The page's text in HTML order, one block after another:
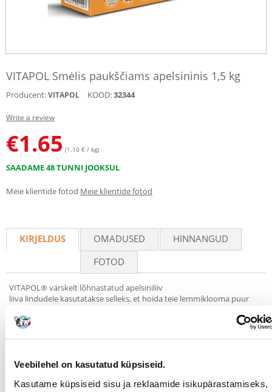
Veebilehel on kasutatud küpsiseid.
Kasutame küpsiseid sisu ja reklaamide isikupärastamiseks,
VITAPOL Smėlis paukščiams apelsininis 1,5 kg
Producent:VITAPOL KOOD:32344
Write a review
€1.65 (1.10 € / kg)
SAADAME 48 TUNNI JOOKSUL
Meie klientide fotod Meie klientide fotod
KIRJELDUS OMADUSED
HINNANGUD
FOTOD
VITAPOL® värskelt lõhnastatud apelsiniliiv
liiva lindudele kasutatakse selleks, et hoida teie lemmiklooma puur
koorikega, mis on organismi nõuetekohaseks toimimiseks vajalike
mikro- ja makroelementide allikas.
lisandid: apelsini lõhna- ja maitseaine.